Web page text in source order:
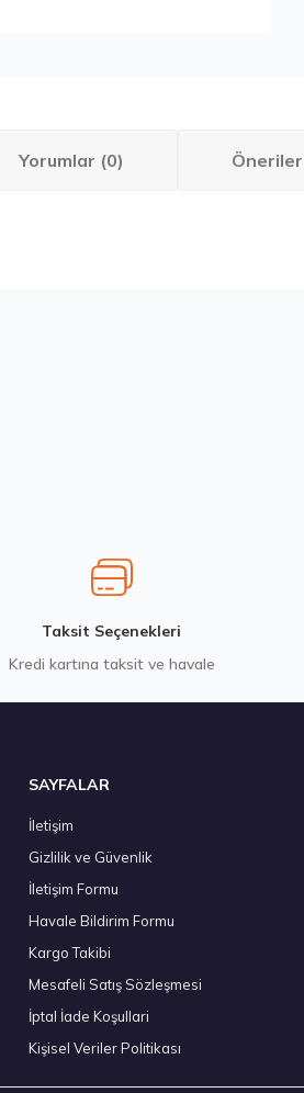
Yorumlar (0)
4S 2 X H750A M+S 3PMSF 4Mevsim 2026
Hankook 265/60R18 114T XL Dynapro
8.773,60 ₺
Taksit Seçenekleri
Kredi kartına taksit ve havale
SAYFALAR
İletişim
Gizlilik ve Güvenlik
İletişim Formu
Havale Bildirim Formu
Kargo Takibi
Mesafeli Satış Sözleşmesi
İptal İade Koşullari
Kişisel Veriler Politikası